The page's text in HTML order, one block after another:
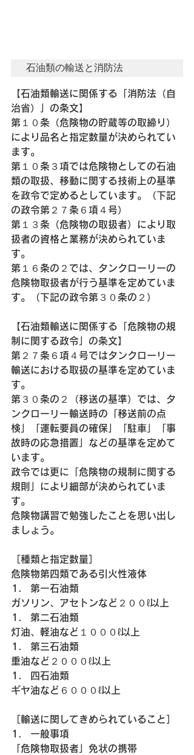
石油類の輸送と消防法
【石油類輸送に関係する「消防法（自
治省）」の条文】
第１０条（危険物の貯蔵等の取締り）
により品名と指定数量が決められてい
ます。
第１０条３項では危険物としての石油
類の取扱、移動に関する技術上の基準
を政令で定めるとしています。（下記
の政令第２７条６項４号）
第１３条（危険物の取扱者）により取
扱者の資格と業務が決められていま
す。
第１６条の２では、タンクローリーの
危険物取扱者が行う基準を定めていま
す。（下記の政令第３０条の２）
【石油類輸送に関係する「危険物の規
制に関する政令」の条文】
第２７条６項４号ではタンクローリー
輸送における取扱の基準を定めていま
す。
第３０条の２（移送の基準）では、タ
ンクローリー輸送時の「移送前の点
検」「運転要員の確保」「駐車」「事
故時の応急措置」などの基準を定めて
います。
政令では更に「危険物の規制に関する
規則」により細部が決められていま
す。
危険物講習で勉強したことを思い出し
ましょう。
［種類と指定数量］
危険物第四類である引火性液体
第一石油類
ガソリン、アセトンなど２００ℓ以上
第二石油類
灯油、軽油など１０００ℓ以上
第三石油類
重油など２０００ℓ以上
四石油類
ギヤ油など６０００ℓ以上
［輸送に関してきめられていること］
一般事項
「危険物取扱者」免状の携帯